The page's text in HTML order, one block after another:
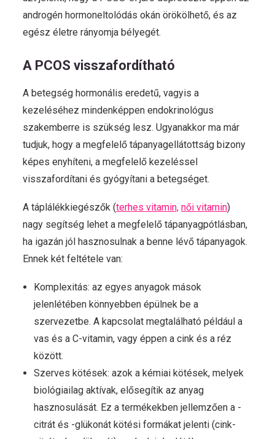
androgén hormoneltolódás okán örökölhető, és az
egész életre rányomja bélyegét.
A PCOS visszafordítható
A betegség hormonális eredetű, vagyis a
kezeléséhez mindenképpen endokrinológus
szakemberre is szükség lesz. Ugyanakkor ma már
tudjuk, hogy a megfelelő tápanyagellátottság bizony
képes enyhíteni, a megfelelő kezeléssel
visszafordítani és gyógyítani a betegséget.
A táplálékkiegészők (terhes vitamin, női vitamin)
nagy segítség lehet a megfelelő tápanyagpótlásban,
ha igazán jól hasznosulnak a benne lévő tápanyagok.
Ennek két feltétele van:
Komplexitás: az egyes anyagok mások
jelenlétében könnyebben épülnek be a
szervezetbe. A kapcsolat megtalálható például a
vas és a C-vitamin, vagy éppen a cink és a réz
között.
Szerves kötések: azok a kémiai kötések, melyek
biológiailag aktívak, elősegítik az anyag
hasznosulását. Ez a termékekben jellemzően a -
citrát és -glükonát kötési formákat jelenti (cink-